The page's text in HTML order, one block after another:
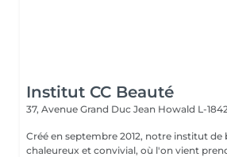
Institut CC Beauté
37, Avenue Grand Duc Jean Howald L-
Créé en septembre 2012, notre institut de
chaleureux et convivial, où l'on vient